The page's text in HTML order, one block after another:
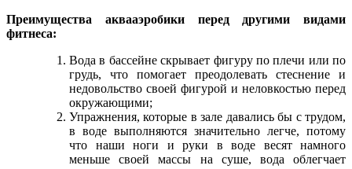
Преимущества аквааэробики перед другими видами
фитнеса:
Вода в бассейне скрывает фигуру по плечи или по
грудь, что помогает преодолевать стеснение и
недовольство своей фигурой и неловкостью перед
окружающими;
Упражнения, которые в зале давались бы с трудом,
в воде выполняются значительно легче, потому
что наши ноги и руки в воде весят намного
меньше своей массы на суше, вода облегчает